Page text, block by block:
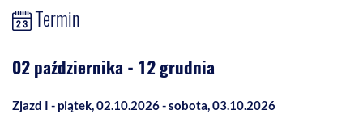
Termin
02 października - 12 grudnia
Zjazd I - piątek, 02.10.2026 - sobota, 03.10.2026